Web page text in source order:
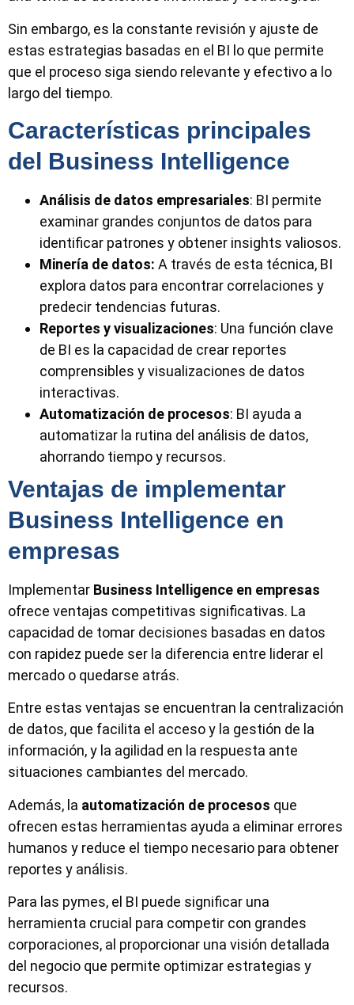
Sin embargo, es la constante revisión y ajuste de
estas estrategias basadas en el BI lo que permite
que el proceso siga siendo relevante y efectivo a lo
largo del tiempo.
Características principales
del Business Intelligence
Análisis de datos empresariales: BI permite
examinar grandes conjuntos de datos para
identificar patrones y obtener insights valiosos.
Minería de datos: A través de esta técnica, BI
explora datos para encontrar correlaciones y
predecir tendencias futuras.
Reportes y visualizaciones: Una función clave
de BI es la capacidad de crear reportes
comprensibles y visualizaciones de datos
interactivas.
Automatización de procesos: BI ayuda a
automatizar la rutina del análisis de datos,
ahorrando tiempo y recursos.
Ventajas de implementar
Business Intelligence en
empresas
Implementar Business Intelligence en empresas
ofrece ventajas competitivas significativas. La
capacidad de tomar decisiones basadas en datos
con rapidez puede ser la diferencia entre liderar el
mercado o quedarse atrás.
Entre estas ventajas se encuentran la centralización
de datos, que facilita el acceso y la gestión de la
información, y la agilidad en la respuesta ante
situaciones cambiantes del mercado.
Además, la automatización de procesos que
ofrecen estas herramientas ayuda a eliminar errores
humanos y reduce el tiempo necesario para obtener
reportes y análisis.
Para las pymes, el BI puede significar una
herramienta crucial para competir con grandes
corporaciones, al proporcionar una visión detallada
del negocio que permite optimizar estrategias y
recursos.